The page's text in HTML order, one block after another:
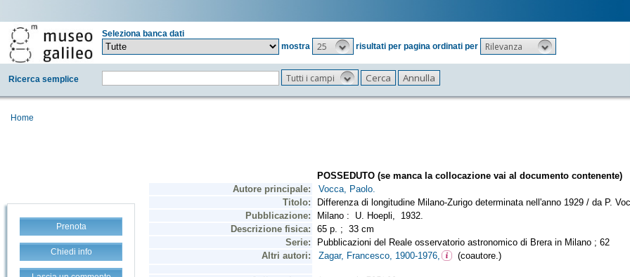
Seleziona banca dati
mostra
25 risultati per pagina ordinati per Rilevanza
Ricerca semplice Tutti i campi
Home
Prenota
Chiedi info